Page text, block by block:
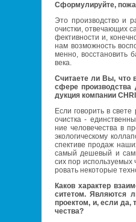
Сфор­му­ли­руй­те,
Это про­из­вод­ство и
очист­ки, от­ве­ча­ю­щих
фек­тив­но­сти и,
нам воз­мож­ность
мен­но, вос­ста­но­вить
ве­ка.
Счи­та­е­те ли Вы, что
сфере
дук­ция ком­па­нии
Если го­во­рить в
очист­ка -
ние че­ло­ве­че­ства в
эко­ло­ги­че­ско­му
спек­ти­ве про­даж
самый де­ше­вый и
сих пор
ро­вать неко­то­рые
Каков ха­рак­тер
си­те­том. Яв­ля­ют­ся
про­ек­том, и, если да,
че­ства?